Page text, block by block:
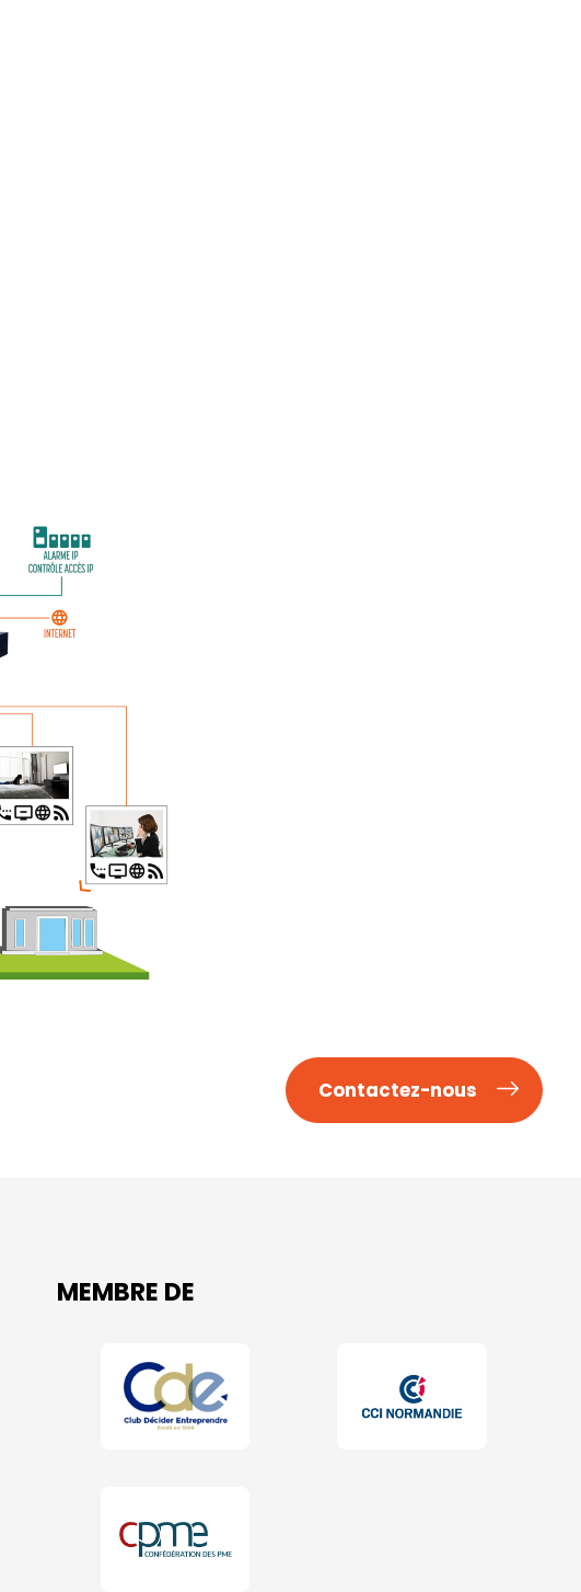
Contactez-nous
MEMBRE DE